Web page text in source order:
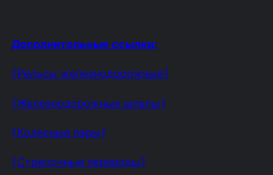
Дополнительные ссылки:
⟦Рельсы железнодорожные⟧
⟦Железнодорожные шпалы⟧
⟦Колесные пары⟧
⟦Стрелочные переводы⟧